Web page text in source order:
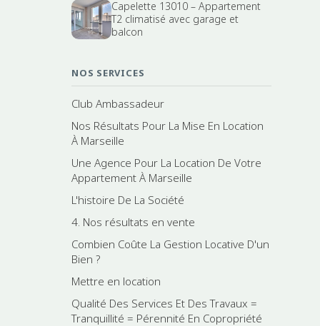
Capelette 13010 – Appartement
T2 climatisé avec garage et
balcon
NOS SERVICES
Club Ambassadeur
Nos Résultats Pour La Mise En Location
À Marseille
Une Agence Pour La Location De Votre
Appartement À Marseille
L'histoire De La Société
4. Nos résultats en vente
Combien Coûte La Gestion Locative D'un
Bien ?
Mettre en location
Qualité Des Services Et Des Travaux =
Tranquillité = Pérennité En Copropriété